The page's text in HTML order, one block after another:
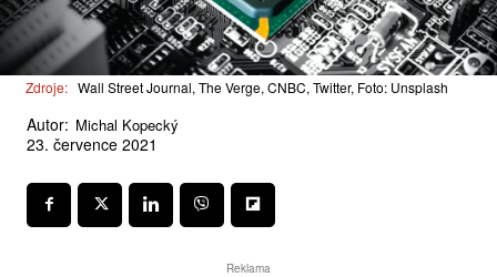
Zdroje: Wall Street Journal, The Verge, CNBC, Twitter, Foto: Unsplash
Autor: Michal Kopecký
23. července 2021
Reklama